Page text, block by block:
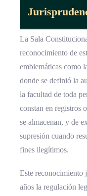
La Sala
reconocimiento de
emblemáticas como
donde se definió la
la facultad de toda
constan en registros
se almacenan, y de
supresión cuando
fines ilegítimos.
Este reconocimiento
años la regulación